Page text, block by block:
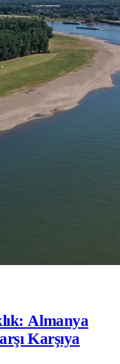
Almanya
Karşıya